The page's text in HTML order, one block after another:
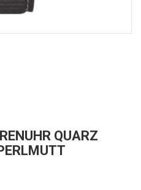
QUARZ